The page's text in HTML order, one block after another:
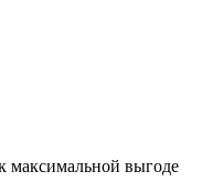
максимальной выгоде